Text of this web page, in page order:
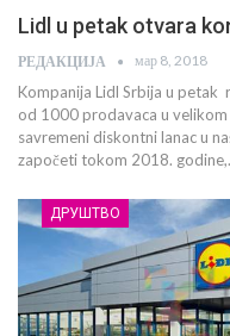
Lidl u petak otvara
РЕДАКЦИЈА мар 8, 2018
Kompanija Lidl Srbija u petak
od 1000 prodavaca u
savremeni diskontni lanac u
započeti tokom 2018.
ДРУШТВО